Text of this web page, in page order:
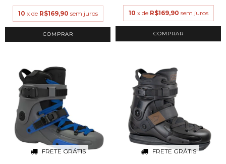
10 x de R$169,90 sem juros
COMPRAR
10 x de R$169,90 sem juros
COMPRAR
FRETE GRÁTIS FRETE GRÁTIS